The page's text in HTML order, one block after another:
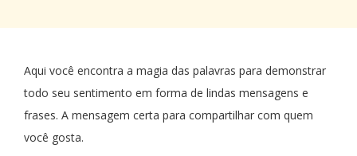
Aqui você encontra a magia das palavras para demonstrar
todo seu sentimento em forma de lindas mensagens e
frases. A mensagem certa para compartilhar com quem
você gosta.